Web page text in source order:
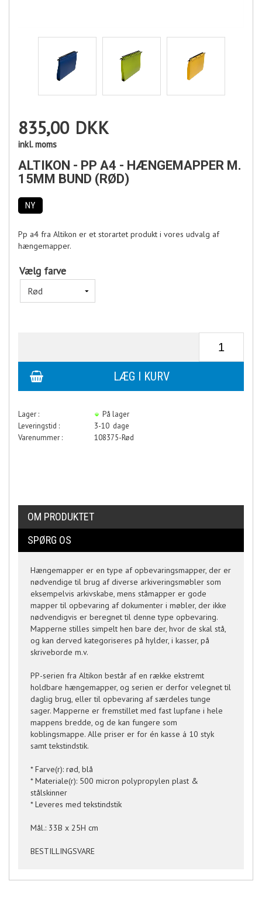
835,00 DKK
inkl. moms
ALTIKON - PP A4 - HÆNGEMAPPER M.
15MM BUND (RØD)
NY
Pp a4 fra Altikon er et storartet produkt i vores udvalg af
hængemapper.
Vælg farve
Lager :
På lager
Leveringstid :
3-10 dage
Varenummer :
108375-Rød
OM PRODUKTET
SPØRG OS
Hængemapper er en type af opbevaringsmapper, der er
nødvendige til brug af diverse arkiveringsmøbler som
eksempelvis arkivskabe, mens ståmapper er gode
mapper til opbevaring af dokumenter i møbler, der ikke
nødvendigvis er beregnet til denne type opbevaring.
Mapperne stilles simpelt hen bare der, hvor de skal stå,
og kan derved kategoriseres på hylder, i kasser, på
skriveborde m.v.
PP-serien fra Altikon består af en række ekstremt
holdbare hængemapper, og serien er derfor velegnet til
daglig brug, eller til opbevaring af særdeles tunge
sager. Mapperne er fremstillet med fast lupfane i hele
mappens bredde, og de kan fungere som
koblingsmappe. Alle priser er for én kasse á 10 styk
samt tekstindstik.
* Farve(r): rød, blå
* Materiale(r): 500 micron polypropylen plast &
stålskinner
* Leveres med tekstindstik
Mål.: 33B x 25H cm
BESTILLINGSVARE